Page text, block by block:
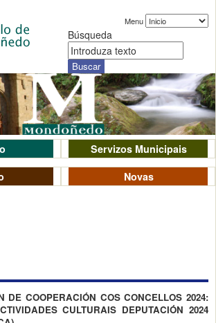
Menu
Búsqueda
Servizos Municipais
Novas
DE COOPERACIÓN COS CONCELLOS 2024:
CULTURAIS DEPUTACIÓN 2024